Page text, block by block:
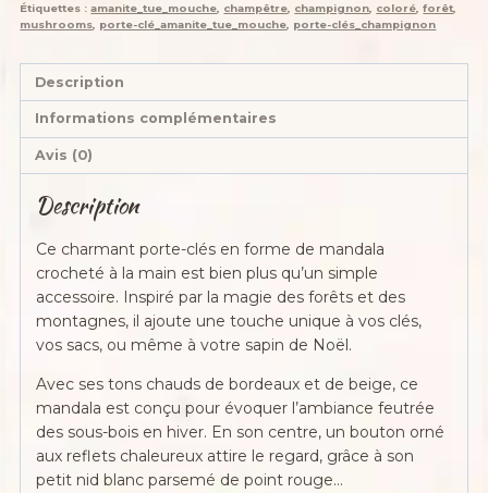
Étiquettes :amanite_tue_mouche, champêtre, champignon, coloré,forêt,
mushrooms, porte-clé_amanite_tue_mouche, porte-clés_champignon
Description
Informations complémentaires
Avis (0)
Description
Ce charmant porte-clés en forme de mandala
crocheté à la main est bien plus qu’un simple
accessoire. Inspiré par la magie des forêts et des
montagnes, il ajoute une touche unique à vos clés,
vos sacs, ou même à votre sapin de Noël.
Avec ses tons chauds de bordeaux et de beige, ce
mandala est conçu pour évoquer l’ambiance feutrée
des sous-bois en hiver. En son centre, un bouton orné
aux reflets chaleureux attire le regard, grâce à son
petit nid blanc parsemé de point rouge…